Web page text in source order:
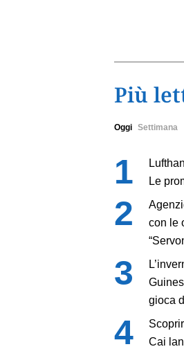
Più
Oggi Settimana
Le
con le
gioca
Cai